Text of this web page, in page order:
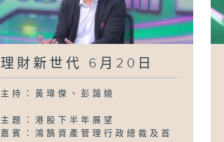
理財新世代 6月20日
主持：黃瑋傑、彭藹嬈
主題：港股下半年展望
嘉賓：鴻鵠資產管理行政總裁及首